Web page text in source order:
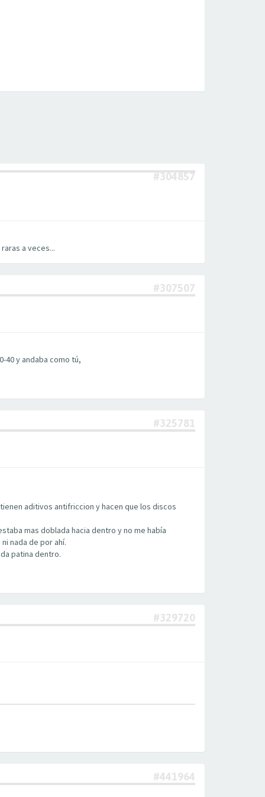
#304857
a veces...
#307507
40 y andaba como tú,
#325781
aditivos antifriccion y hacen que los discos
mas doblada hacia dentro y no me había
nada de por ahí.
patina dentro.
#329720
#441964